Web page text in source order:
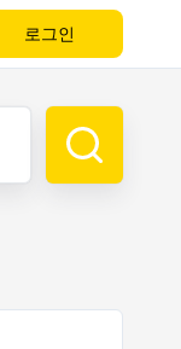
로그인